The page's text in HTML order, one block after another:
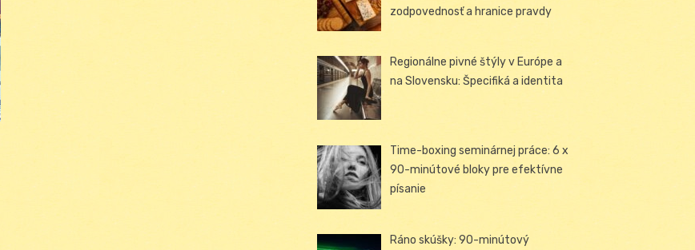
zodpovednosť a hranice pravdy
Regionálne pivné štýly v Európe a
na Slovensku: Špecifiká a identita
Time-boxing seminárnej práce: 6 x
90-minútové bloky pre efektívne
písanie
Ráno skúšky: 90-minútový